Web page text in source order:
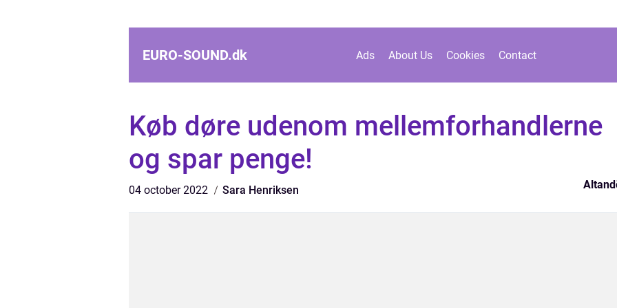
EURO-SOUND.dk Ads About Us Cookies Contact
Køb døre udenom mellemforhandlerne
og spar penge!
04 october 2022 Sara Henriksen